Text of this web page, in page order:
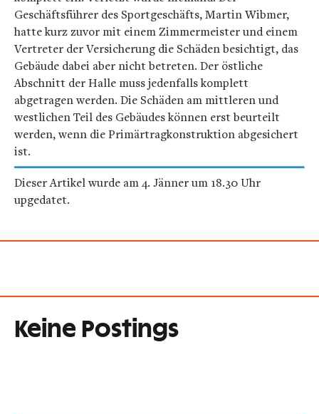
Geschäftsführer des Sportgeschäfts, Martin Wibmer,
hatte kurz zuvor mit einem Zimmermeister und einem
Vertreter der Versicherung die Schäden besichtigt, das
Gebäude dabei aber nicht betreten. Der östliche
Abschnitt der Halle muss jedenfalls komplett
abgetragen werden. Die Schäden am mittleren und
westlichen Teil des Gebäudes können erst beurteilt
werden, wenn die Primärtragkonstruktion abgesichert
ist.
Dieser Artikel wurde am 4. Jänner um 18.30 Uhr
upgedatet.
Keine Postings